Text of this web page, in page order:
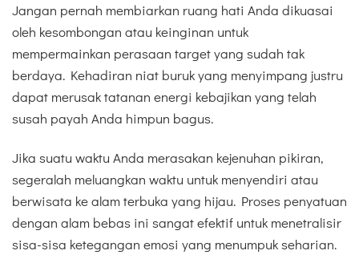
Jangan pernah membiarkan ruang hati Anda dikuasai
oleh kesombongan atau keinginan untuk
mempermainkan perasaan target yang sudah tak
berdaya. Kehadiran niat buruk yang menyimpang justru
dapat merusak tatanan energi kebajikan yang telah
susah payah Anda himpun bagus.
Jika suatu waktu Anda merasakan kejenuhan pikiran,
segeralah meluangkan waktu untuk menyendiri atau
berwisata ke alam terbuka yang hijau. Proses penyatuan
dengan alam bebas ini sangat efektif untuk menetralisir
sisa-sisa ketegangan emosi yang menumpuk seharian.